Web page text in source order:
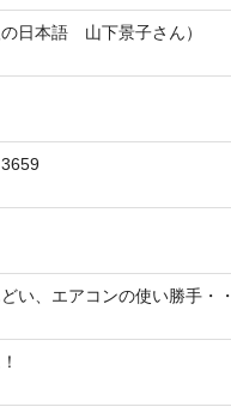
日本語 山下景子さん）
い、エアコンの使い勝手・・